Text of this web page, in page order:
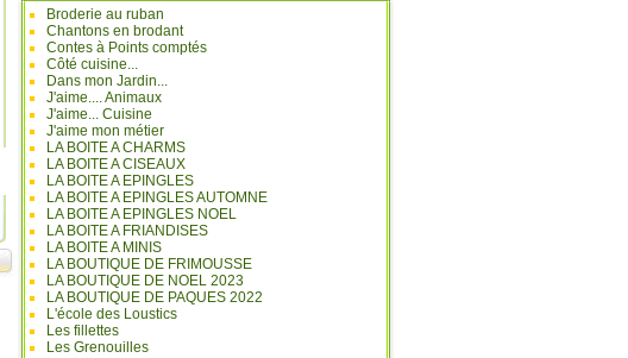
Broderie au ruban
Chantons en brodant
Contes à Points comptés
Côté cuisine...
Dans mon Jardin...
J'aime.... Animaux
J'aime... Cuisine
J'aime mon métier
LA BOITE A CHARMS
LA BOITE A CISEAUX
LA BOITE A EPINGLES
LA BOITE A EPINGLES AUTOMNE
LA BOITE A EPINGLES NOEL
LA BOITE A FRIANDISES
LA BOITE A MINIS
LA BOUTIQUE DE FRIMOUSSE
LA BOUTIQUE DE NOEL 2023
LA BOUTIQUE DE PAQUES 2022
L'école des Loustics
Les fillettes
Les Grenouilles